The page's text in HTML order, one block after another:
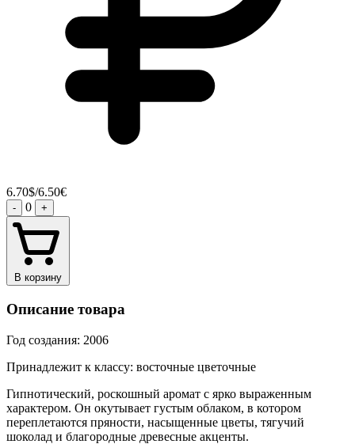
6.70$/6.50€
- 0 +
В корзину
Описание товара
Год создания: 2006
Принадлежит к классу: восточные цветочные
Гипнотический, роскошный аромат с ярко выраженным
характером. Он окутывает густым облаком, в котором
переплетаются пряности, насыщенные цветы, тягучий
шоколад и благородные древесные акценты.